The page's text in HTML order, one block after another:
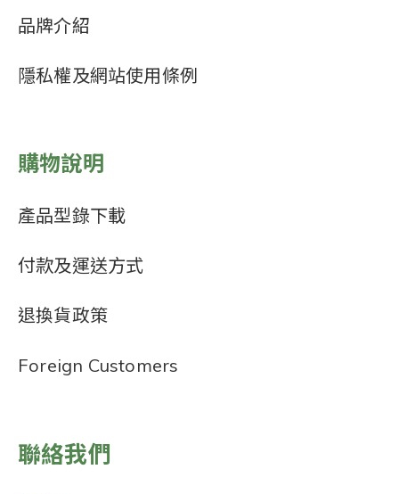
品牌介紹
隱私權及網站使用條例
購物說明
產品型錄下載
付款及運送方式
退換貨政策
Foreign Customers
聯絡我們